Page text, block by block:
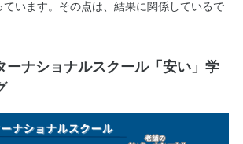
います。その点は、結果に関係しているで
ーナショナルスクール「安い」学